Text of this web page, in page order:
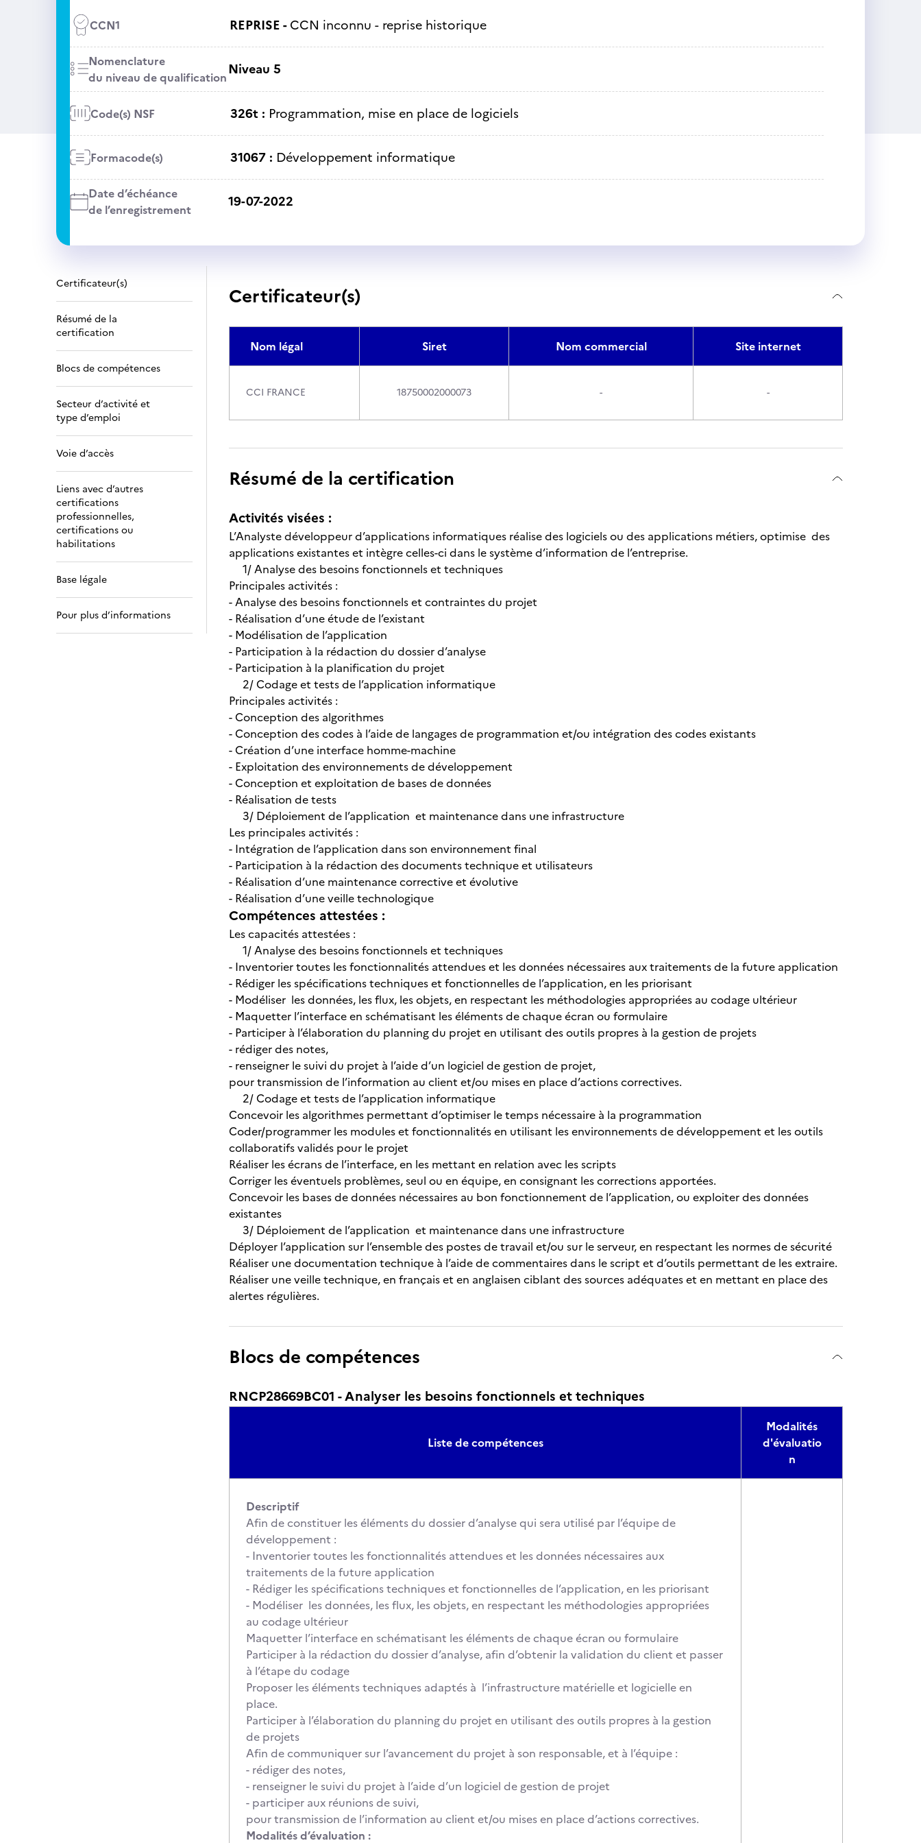
CCN1 REPRISE -CCN inconnu - reprise historique
Nomenclature
du niveau de qualificationNiveau 5
Code(s) NSF 326t : Programmation, mise en place de logiciels
Formacode(s) 31067 : Développement informatique
Date d’échéance
de l’enregistrement
19-07-2022
Certificateur(s)
Résumé de la
certification
Blocs de compétences
Secteur d’activité et
type d’emploi
Voie d’accès
Liens avec d’autres
certifications
professionnelles,
certifications ou
habilitations
Base légale
Pour plus d’informations
Certificateur(s)
Nom légal Siret Nom commercial Site internet
CCI FRANCE 18750002000073 - -
Résumé de la certification
Activités visées :
L’Analyste développeur d’applications informatiques réalise des logiciels ou des applications métiers, optimise des
applications existantes et intègre celles-ci dans le système d’information de l’entreprise.
1/ Analyse des besoins fonctionnels et techniques
Principales activités :
- Analyse des besoins fonctionnels et contraintes du projet
- Réalisation d’une étude de l’existant
- Modélisation de l’application
- Participation à la rédaction du dossier d’analyse
- Participation à la planification du projet
2/ Codage et tests de l’application informatique
Principales activités :
- Conception des algorithmes
- Conception des codes à l’aide de langages de programmation et/ou intégration des codes existants
- Création d’une interface homme-machine
- Exploitation des environnements de développement
- Conception et exploitation de bases de données
- Réalisation de tests
3/ Déploiement de l’application et maintenance dans une infrastructure
Les principales activités :
- Intégration de l’application dans son environnement final
- Participation à la rédaction des documents technique et utilisateurs
- Réalisation d’une maintenance corrective et évolutive
- Réalisation d’une veille technologique
Compétences attestées :
Les capacités attestées :
1/ Analyse des besoins fonctionnels et techniques
- Inventorier toutes les fonctionnalités attendues et les données nécessaires aux traitements de la future application
- Rédiger les spécifications techniques et fonctionnelles de l’application, en les priorisant
- Modéliser les données, les flux, les objets, en respectant les méthodologies appropriées au codage ultérieur
- Maquetter l’interface en schématisant les éléments de chaque écran ou formulaire
- Participer à l’élaboration du planning du projet en utilisant des outils propres à la gestion de projets
- rédiger des notes,
- renseigner le suivi du projet à l’aide d’un logiciel de gestion de projet,
pour transmission de l’information au client et/ou mises en place d’actions correctives.
2/ Codage et tests de l’application informatique
Concevoir les algorithmes permettant d’optimiser le temps nécessaire à la programmation
Coder/programmer les modules et fonctionnalités en utilisant les environnements de développement et les outils
collaboratifs validés pour le projet
Réaliser les écrans de l’interface, en les mettant en relation avec les scripts
Corriger les éventuels problèmes, seul ou en équipe, en consignant les corrections apportées.
Concevoir les bases de données nécessaires au bon fonctionnement de l’application, ou exploiter des données
existantes
3/ Déploiement de l’application et maintenance dans une infrastructure
Déployer l’application sur l’ensemble des postes de travail et/ou sur le serveur, en respectant les normes de sécurité
Réaliser une documentation technique à l’aide de commentaires dans le script et d’outils permettant de les extraire.
Réaliser une veille technique, en français et en anglaisen ciblant des sources adéquates et en mettant en place des
alertes régulières.
Blocs de compétences
RNCP28669BC01 - Analyser les besoins fonctionnels et techniques
Liste de compétences
Modalités
d'évaluatio
n
Descriptif
Afin de constituer les éléments du dossier d’analyse qui sera utilisé par l’équipe de
développement :
- Inventorier toutes les fonctionnalités attendues et les données nécessaires aux
traitements de la future application
- Rédiger les spécifications techniques et fonctionnelles de l’application, en les priorisant
- Modéliser les données, les flux, les objets, en respectant les méthodologies appropriées
au codage ultérieur
Maquetter l’interface en schématisant les éléments de chaque écran ou formulaire
Participer à la rédaction du dossier d’analyse, afin d’obtenir la validation du client et passer
à l’étape du codage
Proposer les éléments techniques adaptés à l’infrastructure matérielle et logicielle en
place.
Participer à l’élaboration du planning du projet en utilisant des outils propres à la gestion
de projets
Afin de communiquer sur l’avancement du projet à son responsable, et à l’équipe :
- rédiger des notes,
- renseigner le suivi du projet à l’aide d’un logiciel de gestion de projet
- participer aux réunions de suivi,
pour transmission de l’information au client et/ou mises en place d’actions correctives.
Modalités d’évaluation :